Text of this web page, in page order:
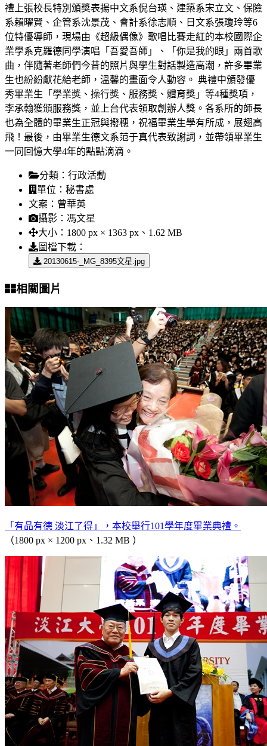
禮上張校長特別頒獎表揚中文系倪台瑛、建築系宋立文、保險
系賴曜賢、企管系沈景茂、會計系徐志順、日文系張瓊玲等6
位特優導師，現場由《超級偶像》歌唱比賽走紅的本校國際企
業學系克羅德同學演唱「吾愛吾師」、「你是我的眼」兩首歌
曲，伴隨著老師們今昔的照片與學生對話製造高潮，許多畢業
生也紛紛獻花給老師，溫馨的畫面令人動容。 典禮中頒發優
秀畢業生「學業獎、操行獎、服務獎、體育獎」等4種獎項，
李承翰獲頒服務獎，並上台代表領取創辦人獎。各系所的師長
也為全體的畢業生正冠與撥穗，祝福畢業生學有所成，展翅高
飛！最後，由畢業生德文系范于真代表致謝詞，並帶領畢業生
一同回憶大學4年的點點滴滴。
分類： 行政活動
單位： 秘書處
文案： 曾華英
攝影： 馮文星
大小： 1800 px × 1363 px、1.62 MB
圖檔下載：
20130615-_MG_8395文星.jpg
相關圖片
「有品有德 淡江了得」，本校舉行101學年度畢業典禮。
（1800 px × 1200 px、1.32 MB ）